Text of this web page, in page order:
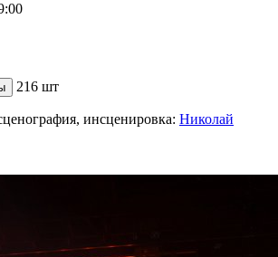
216 шт
инсценировка: Николай